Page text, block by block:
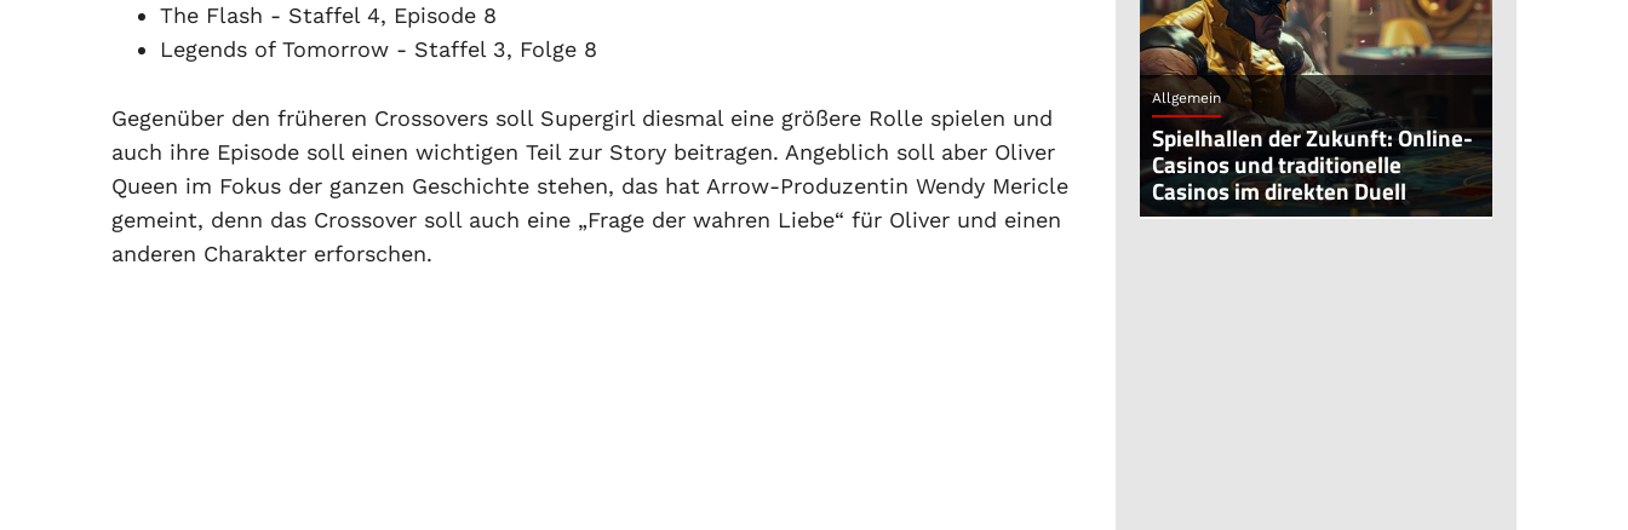
The Flash - Staffel 4, Episode 8
Legends of Tomorrow - Staffel 3, Folge 8
Gegenüber den früheren Crossovers soll Supergirl diesmal eine größere Rolle spielen und
auch ihre Episode soll einen wichtigen Teil zur Story beitragen. Angeblich soll aber Oliver
Queen im Fokus der ganzen Geschichte stehen, das hat Arrow-Produzentin Wendy Mericle
gemeint, denn das Crossover soll auch eine „Frage der wahren Liebe“ für Oliver und einen
anderen Charakter erforschen.
Allgemein
Spielhallen der Zukunft: Online-
Casinos und traditionelle
Casinos im direkten Duell